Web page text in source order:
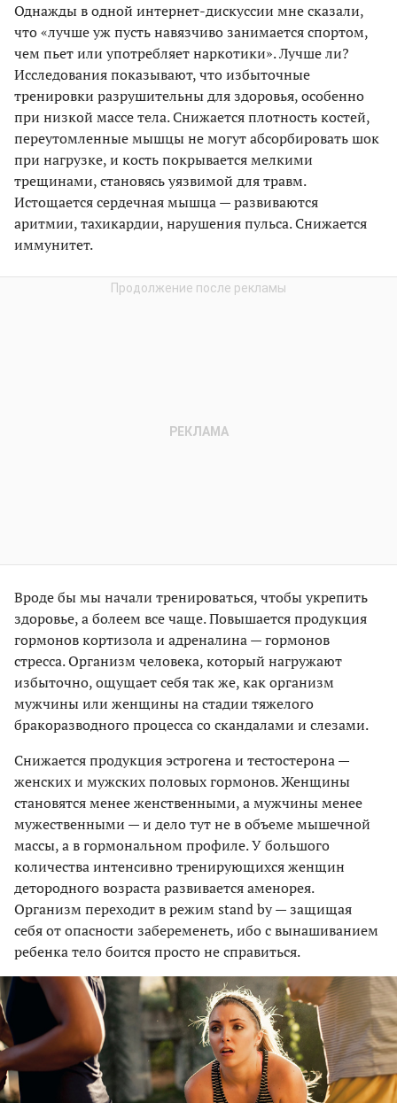
Однажды в одной интернет-дискуссии мне сказали,
что «лучше уж пусть навязчиво занимается спортом,
чем пьет или употребляет наркотики». Лучше ли?
Исследования показывают, что избыточные
тренировки разрушительны для здоровья, особенно
при низкой массе тела. Снижается плотность костей,
переутомленные мышцы не могут абсорбировать шок
при нагрузке, и кость покрывается мелкими
трещинами, становясь уязвимой для травм.
Истощается сердечная мышца — развиваются
аритмии, тахикардии, нарушения пульса. Снижается
иммунитет.
Вроде бы мы начали тренироваться, чтобы укрепить
здоровье, а болеем все чаще. Повышается продукция
гормонов кортизола и адреналина — гормонов
стресса. Организм человека, который нагружают
избыточно, ощущает себя так же, как организм
мужчины или женщины на стадии тяжелого
бракоразводного процесса со скандалами и слезами.
Снижается продукция эстрогена и тестостерона —
женских и мужских половых гормонов. Женщины
становятся менее женственными, а мужчины менее
мужественными — и дело тут не в объеме мышечной
массы, а в гормональном профиле. У большого
количества интенсивно тренирующихся женщин
детородного возраста развивается аменорея.
Организм переходит в режим stand by — защищая
себя от опасности забеременеть, ибо с вынашиванием
ребенка тело боится просто не справиться.